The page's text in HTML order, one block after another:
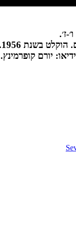
ז׳.
בשנת 1956.
יורם קופרמינץ. 2021ֿֿֿ